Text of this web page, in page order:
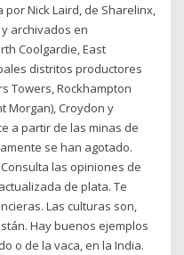
Nick Laird, de Sharelinx,
archivados en
Coolgardie, East
distritos productores
Towers, Rockhampton
Morgan), Croydon y
a partir de las minas de
se han agotado.
las opiniones de
de plata. Te
Las culturas son,
Hay buenos ejemplos
o de la vaca, en la India.